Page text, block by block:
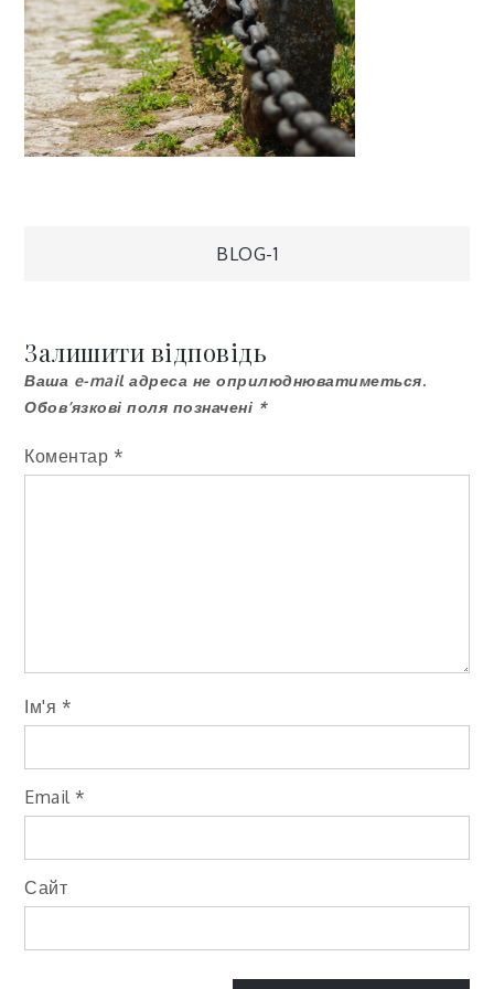
Навігація
BLOG-1
Залишити відповідь
Ваша e-mail адреса не оприлюднюватиметься.
Обов’язкові поля позначені *
Коментар *
Ім'я *
Email *
Сайт